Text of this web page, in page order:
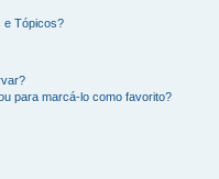
e Tópicos?
para marcá-lo como favorito?